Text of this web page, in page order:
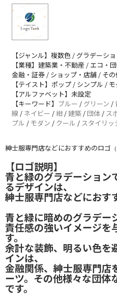
【ジャンル】複数色 / グラデーシ
【業種】建築業・不動産 / エコ・
金融・証券 / ショップ・店舗 / そ
【テイスト】ポップ / シンプル /
【アルファベット】未設定
【キーワード】 ブルー / グリーン /
線 / ネイビー / 紺/建築 /団体 / ス
プル / モダン / クール / スタイリッ
紳士服専門店などにおすすめのロゴ
【ロゴ説明】
青と緑のグラデーション
るデザインは、
紳士服専門店などにおす
青と緑に暗めのグラデー
責任感の強いイメージを
す。
余計な装飾、明るい色を
インは、
金融関係、紳士服専門店
ーツ。その他様々な団体
です。